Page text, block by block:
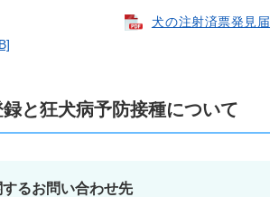
犬の注射済票発見届
と狂犬病予防接種について
るお問い合わせ先